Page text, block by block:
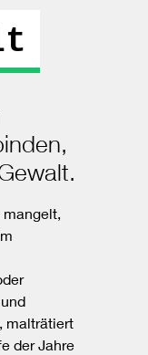
mangelt,
malträtiert
der Jahre